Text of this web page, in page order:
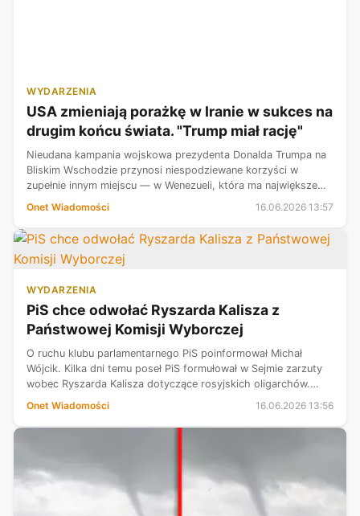
WYDARZENIA
USA zmieniają porażkę w Iranie w sukces na
drugim końcu świata. "Trump miał rację"
Nieudana kampania wojskowa prezydenta Donalda Trumpa na
Bliskim Wschodzie przynosi niespodziewane korzyści w
zupełnie innym miejscu — w Wenezueli, która ma największe
złoża ropy naftowej na świecie.
Onet Wiadomości 16.06.2026 13:57
WYDARZENIA
PiS chce odwołać Ryszarda Kalisza z
Państwowej Komisji Wyborczej
O ruchu klubu parlamentarnego PiS poinformował Michał
Wójcik. Kilka dni temu poseł PiS formułował w Sejmie zarzuty
wobec Ryszarda Kalisza dotyczące rosyjskich oligarchów.
Adwokat odpowiedział na nie w rozmowie z "Faktem".
Onet Wiadomości 16.06.2026 13:56